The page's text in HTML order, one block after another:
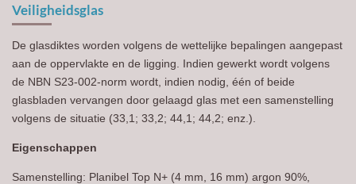
Veiligheidsglas
De glasdiktes worden volgens de wettelijke bepalingen aangepast
aan de oppervlakte en de ligging. Indien gewerkt wordt volgens
de NBN S23-002-norm wordt, indien nodig, één of beide
glasbladen vervangen door gelaagd glas met een samenstelling
volgens de situatie (33,1; 33,2; 44,1; 44,2; enz.).
Eigenschappen
Samenstelling: Planibel Top N+ (4 mm, 16 mm) argon 90%,